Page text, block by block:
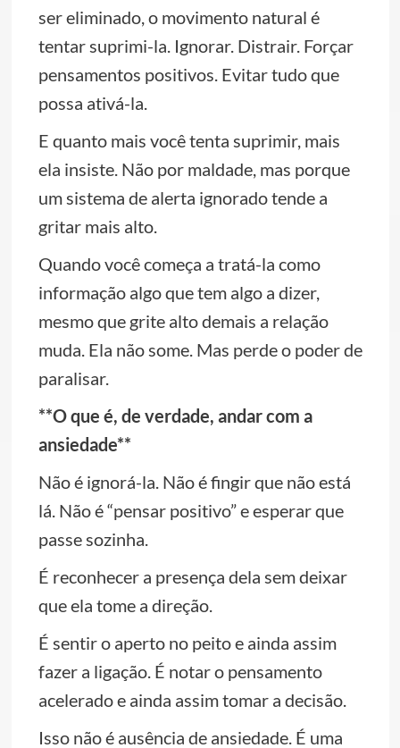
ser eliminado, o movimento natural é
tentar suprimi-la. Ignorar. Distrair. Forçar
pensamentos positivos. Evitar tudo que
possa ativá-la.
E quanto mais você tenta suprimir, mais
ela insiste. Não por maldade, mas porque
um sistema de alerta ignorado tende a
gritar mais alto.
Quando você começa a tratá-la como
informação algo que tem algo a dizer,
mesmo que grite alto demais a relação
muda. Ela não some. Mas perde o poder de
paralisar.
**O que é, de verdade, andar com a
ansiedade**
Não é ignorá-la. Não é fingir que não está
lá. Não é “pensar positivo” e esperar que
passe sozinha.
É reconhecer a presença dela sem deixar
que ela tome a direção.
É sentir o aperto no peito e ainda assim
fazer a ligação. É notar o pensamento
acelerado e ainda assim tomar a decisão.
Isso não é ausência de ansiedade. É uma